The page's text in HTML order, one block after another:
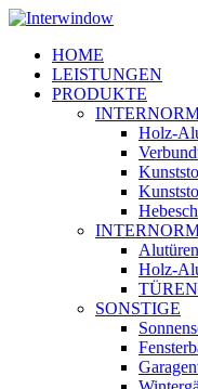
Skip
main
content
Menu
HOME
LEISTUNGEN
PRODUKTE
Holz-
Alutüren
Holz-
SONSTIGE